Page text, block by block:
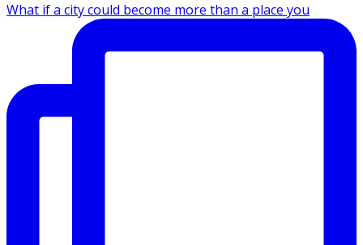
What if a city could become more than a place you